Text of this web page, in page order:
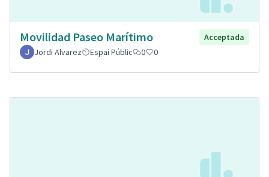
Movilidad Paseo Marítimo
Acceptada
Jordi Alvarez
Espai Públic 0 0